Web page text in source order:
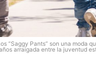
“Saggy Pants” son una moda
arraigada entre la juventud